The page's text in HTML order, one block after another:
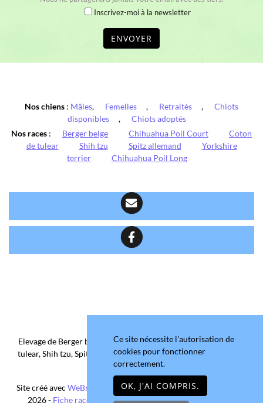
Inscrivez-moi à la newsletter
ENVOYER
Nos chiens : Mâles, Femelles , Retraités ,
Chiots
disponibles
,
Chiots adoptés
Nos races : Berger belge Chihuahua Poil Court
Coton
de tulear
Shih tzu Spitz allemand
Yorkshire
terrier
Chihuahua Poil Long
Elevage de Berger belge, Chihuahua Poil Court/Long, Coton de
tulear, Shih tzu, Spitz allemand et Yorkshire terrier depuis 2006
situé en Maine-et-Loire
Site créé avec WeBreed
- Copyright© Domaine de la Chantelaie
2026 - Fiche race Chihuahua Poil Long-Mentions légales
Ce site nécessite l'autorisation de
cookies pour fonctionner
correctement.
OK, J'AI COMPRIS.